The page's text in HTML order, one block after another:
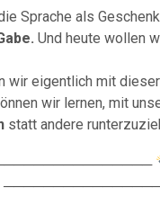
Sprache als
Und heute wollen
wir eigentlich mit dieser
wir lernen, mit
statt andere